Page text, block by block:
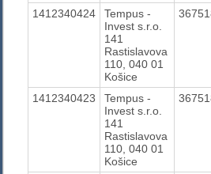
1412340424
Tempus -
Invest s.r.o.
141
Rastislavova
110, 040 01
Košice
1412340423
Tempus -
Invest s.r.o.
141
Rastislavova
110, 040 01
Košice